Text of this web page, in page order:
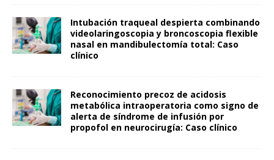
Intubación traqueal despierta combinando
videolaringoscopia y broncoscopia flexible
nasal en mandibulectomía total: Caso
clínico
Reconocimiento precoz de acidosis
metabólica intraoperatoria como signo de
alerta de síndrome de infusión por
propofol en neurocirugía: Caso clínico